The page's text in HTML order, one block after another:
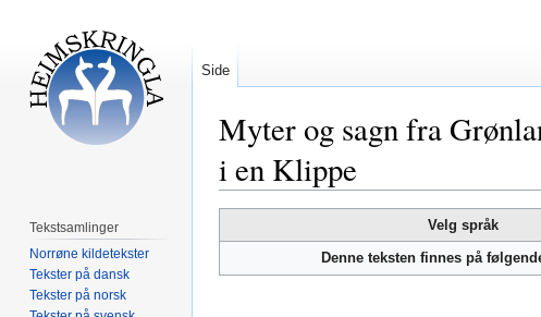
Myter og sagn fra
i en Klippe
til
til
Velg språk
Denne teksten finnes på
Side
Tekstsamlinger
Norrøne kildetekster
Tekster på dansk
Tekster på norsk